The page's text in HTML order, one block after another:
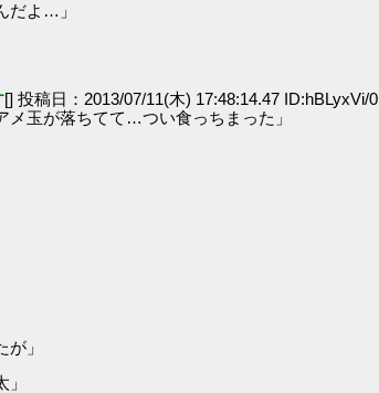
だよ…」
[] 投稿日：2013/07/11(木) 17:48:14.47 ID:hBLyxVi/0
玉が落ちてて…つい食っちまった」
」